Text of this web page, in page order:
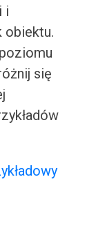
i
obiektu.
się